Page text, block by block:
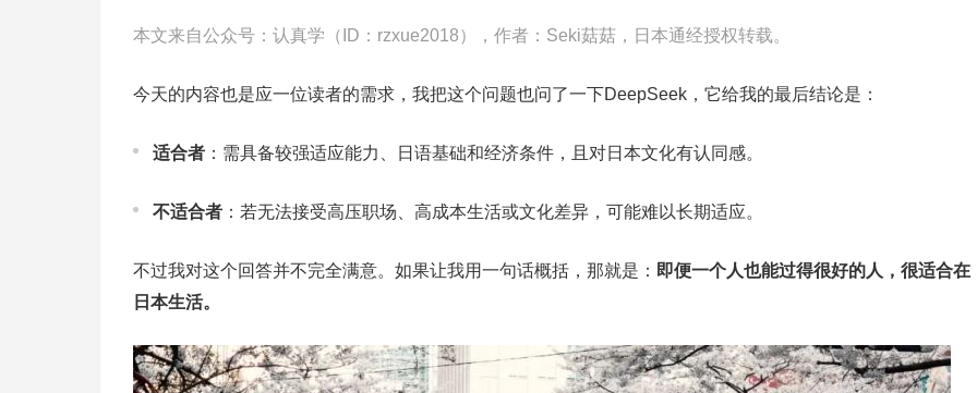
本文来自公众号：认真学（ID：rzxue2018），作者：Seki菇菇，日本通经授权转载。
今天的内容也是应一位读者的需求，我把这个问题也问了一下DeepSeek，它给我的最后结论是：
适合者 ：需具备较强适应能力、日语基础和经济条件，且对日本文化有认同感。
不适合者 ：若无法接受高压职场、高成本生活或文化差异，可能难以长期适应。
不过我对这个回答并不完全满意。如果让我用一句话概括，那就是： 即便一个人也能过得很好的人，很适合在
日本生活。